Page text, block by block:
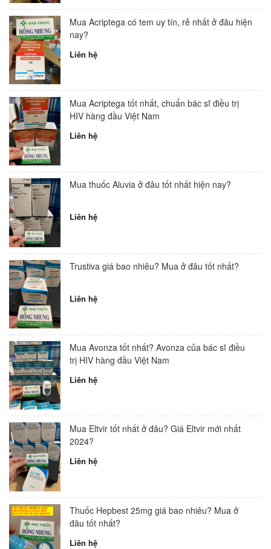
Mua Acriptega có tem uy tín, rẻ nhất ở đâu hiện
nay?
Liên hệ
Mua Acriptega tốt nhất, chuẩn bác sĩ điều trị
HIV hàng đầu Việt Nam
Liên hệ
Mua thuốc Aluvia ở đâu tốt nhất hiện nay?
Liên hệ
Trustiva giá bao nhiêu? Mua ở đâu tốt nhất?
Liên hệ
Mua Avonza tốt nhất? Avonza của bác sĩ điều
trị HIV hàng đầu Việt Nam
Liên hệ
Mua Eltvir tốt nhất ở đâu? Giá Eltvir mới nhất
2024?
Liên hệ
Thuốc Hepbest 25mg giá bao nhiêu? Mua ở
đâu tốt nhất?
Liên hệ